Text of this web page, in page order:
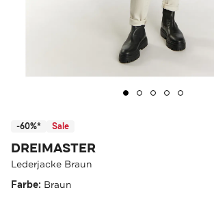
-60%* Sale
DREIMASTER
Lederjacke Braun
Farbe: Braun